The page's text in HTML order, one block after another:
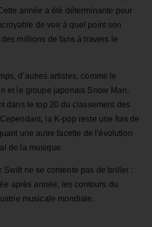
année a été déterminante pour
de voir à quel point son
millions de fans à travers le
d’autres artistes, comme le
et le groupe japonais Snow Man,
dans le top 20 du classement des
la K-pop reste une fois de
une autre facette de l'évolution
de la musique.
Swift ne se contente pas de briller :
après année, les contours du
musicale mondiale.